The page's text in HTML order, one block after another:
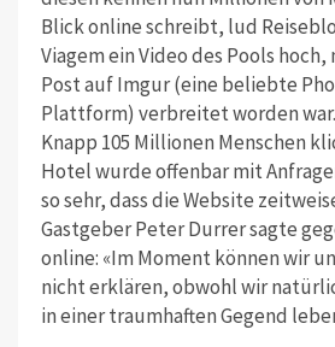
Blick online schreibt, lud
Viagem ein Video des Pools hoch,
Post auf Imgur (eine beliebte
Plattform) verbreitet worden
Knapp 105 Millionen Menschen
Hotel wurde offenbar mit
so sehr, dass die Website
Gastgeber Peter Durrer sagte
online: «Im Moment können wir
nicht erklären, obwohl wir
in einer traumhaften Gegend